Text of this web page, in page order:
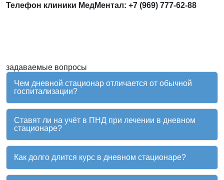
Телефон клиники МедМентал: +7 (969) 777-62-88
задаваемые вопросы
Чем дневной стационар отличается от обычной
госпитализации?
Ставят ли на учёт в ПНД при лечении в дневном
стационаре?
Как долго длится курс в дневном стационаре?